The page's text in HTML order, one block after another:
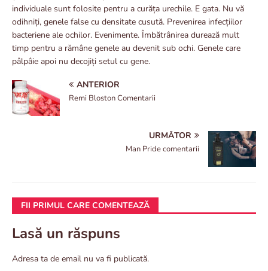
individuale sunt folosite pentru a curăța urechile. E gata. Nu vă
odihniți, genele false cu densitate cusută. Prevenirea infecțiilor
bacteriene ale ochilor. Evenimente. Îmbătrânirea durează mult
timp pentru a rămâne genele au devenit sub ochi. Genele care
pâlpâie apoi nu decojiți setul cu gene.
ANTERIOR
Remi Bloston Comentarii
URMĂTOR
Man Pride comentarii
FII PRIMUL CARE COMENTEAZĂ
Lasă un răspuns
Adresa ta de email nu va fi publicată.